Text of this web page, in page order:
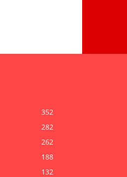
352
282
262
188
132